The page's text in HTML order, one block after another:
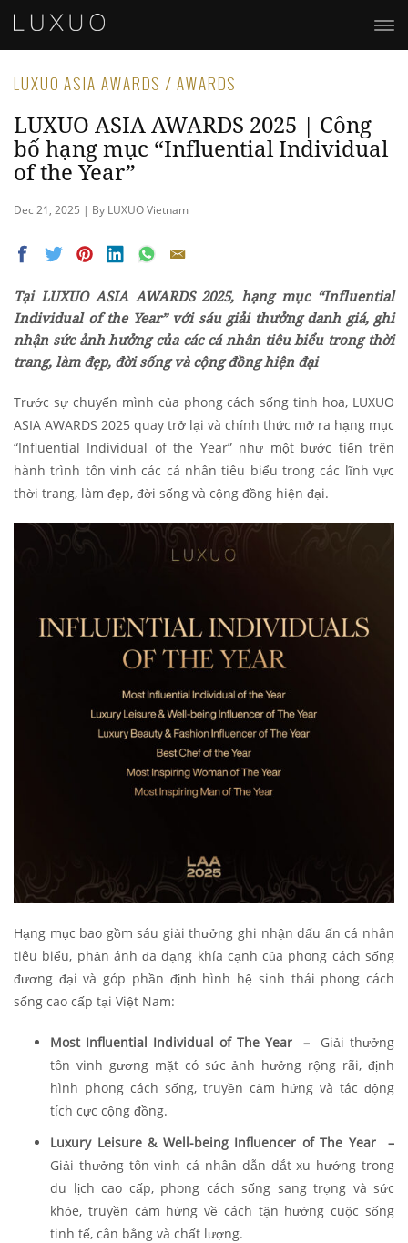
LUXUO ASIA AWARDS / AWARDS
LUXUO ASIA AWARDS 2025 | Công
bố hạng mục “Influential Individual
of the Year”
Dec 21, 2025 | By LUXUO Vietnam
Tại LUXUO ASIA AWARDS 2025, hạng mục “Influential
Individual of the Year” với sáu giải thưởng danh giá, ghi
nhận sức ảnh hưởng của các cá nhân tiêu biểu trong thời
trang, làm đẹp, đời sống và cộng đồng hiện đại
Trước sự chuyển mình của phong cách sống tinh hoa, LUXUO
ASIA AWARDS 2025 quay trở lại và chính thức mở ra hạng mục
“Influential Individual of the Year” như một bước tiến trên
hành trình tôn vinh các cá nhân tiêu biểu trong các lĩnh vực
thời trang, làm đẹp, đời sống và cộng đồng hiện đại.
Hạng mục bao gồm sáu giải thưởng ghi nhận dấu ấn cá nhân
tiêu biểu, phản ánh đa dạng khía cạnh của phong cách sống
đương đại và góp phần định hình hệ sinh thái phong cách
sống cao cấp tại Việt Nam:
Most Influential Individual of The Year – Giải thưởng
tôn vinh gương mặt có sức ảnh hưởng rộng rãi, định
hình phong cách sống, truyền cảm hứng và tác động
tích cực cộng đồng.
Luxury Leisure & Well-being Influencer of The Year –
Giải thưởng tôn vinh cá nhân dẫn dắt xu hướng trong
du lịch cao cấp, phong cách sống sang trọng và sức
khỏe, truyền cảm hứng về cách tận hưởng cuộc sống
tinh tế, cân bằng và chất lượng.